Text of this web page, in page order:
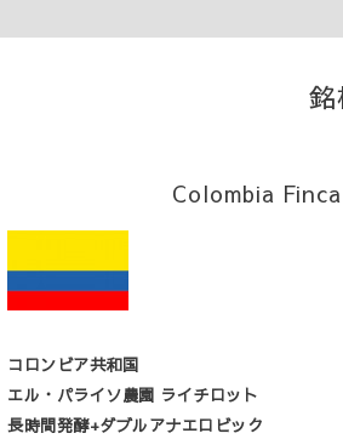
Colombia
コロンビア共和国
エル・パライソ農園 ライチロット
長時間発酵+ダブルアナエロビック